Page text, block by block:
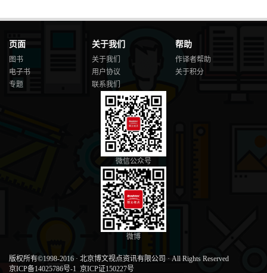
页面
图书
电子书
专题
关于我们
关于我们
用户协议
联系我们
帮助
作译者帮助
关于积分
微信公众号
微博
版权所有©1998-2016 · 北京博文视点资讯有限公司 · All Rights Reserved
京ICP备14025786号-1 京ICP证150227号